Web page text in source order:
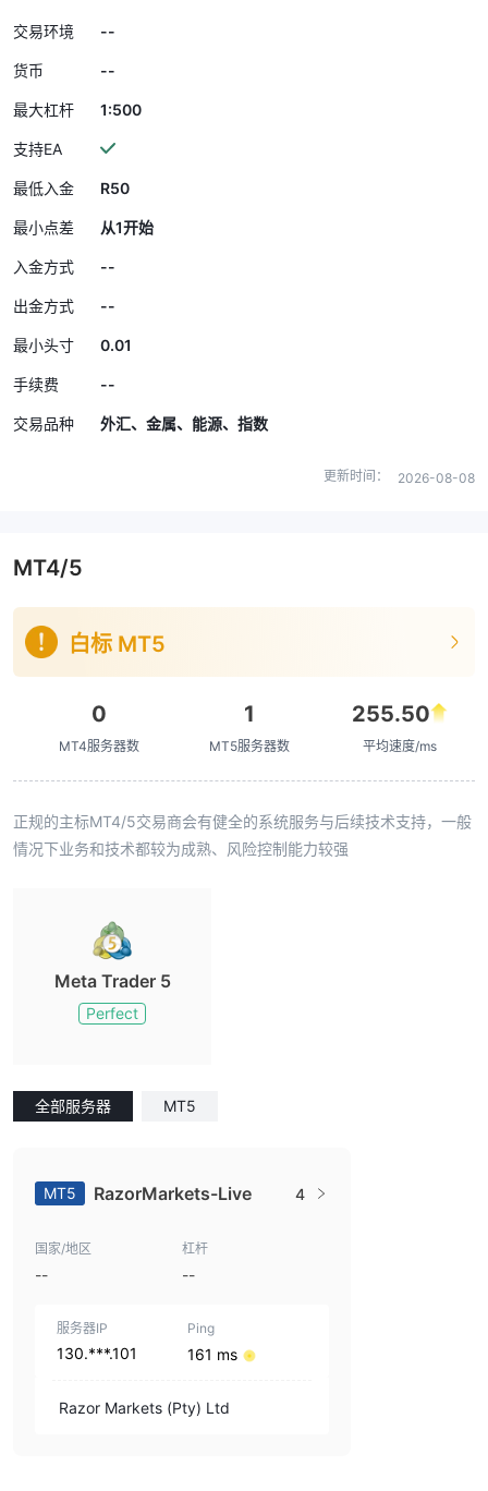
交易环境 --
货币 --
最大杠杆 1:500
支持EA
最低入金 R50
最小点差 从1开始
入金方式 --
出金方式 --
最小头寸 0.01
手续费 --
交易品种 外汇、金属、能源、指数
更新时间： 2026-08-08
MT4/5
白标 MT5
0
MT4服务器数
1
MT5服务器数
255.50
平均速度/ms
正规的主标MT4/5交易商会有健全的系统服务与后续技术支持，一般
情况下业务和技术都较为成熟、风险控制能力较强
Meta Trader 5
Perfect
全部服务器 MT5
MT5 RazorMarkets-Live 4
国家/地区
--
杠杆
--
服务器IP
130.***.101
Ping
161 ms
Razor Markets (Pty) Ltd